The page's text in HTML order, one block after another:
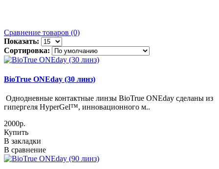
Сравнение товаров (0)
Показать:
Сортировка:
BioTrue ONEday (30 линз)
Однодневные контактные линзы BioTrue ONEday сделаны из
гипергеля HyperGel™, инновационного м..
2000р.
Купить
В закладки
В сравнение